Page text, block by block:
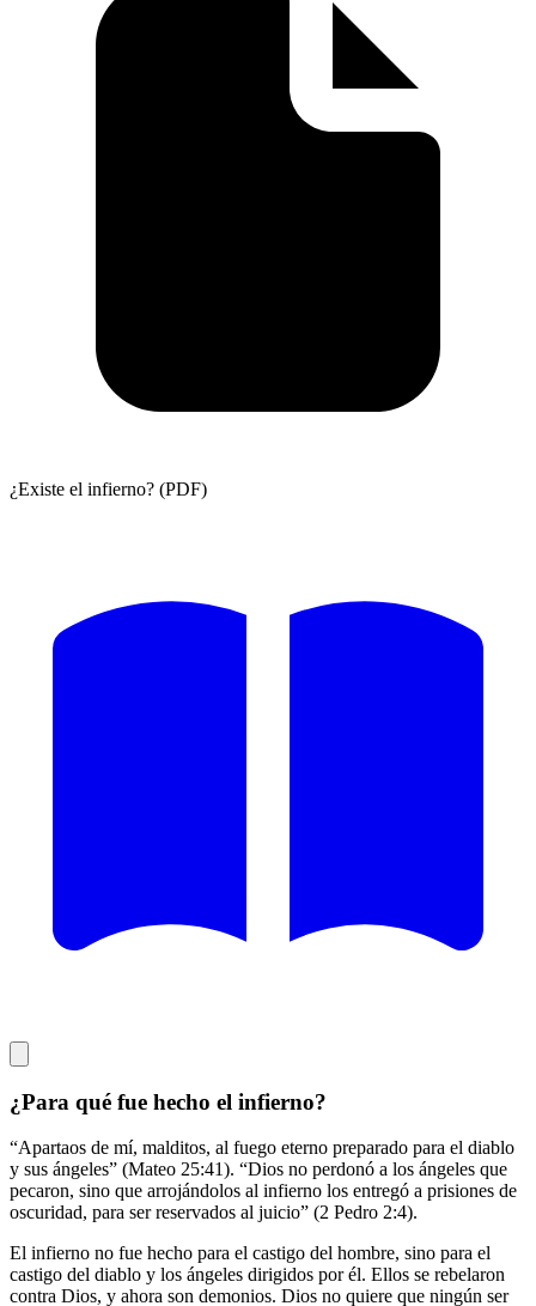
¿Existe el infierno? (PDF)
¿Para qué fue hecho el infierno?
“Apartaos de mí, malditos, al fuego eterno preparado para el diablo
y sus ángeles” (Mateo 25:41). “Dios no perdonó a los ángeles que
pecaron, sino que arrojándolos al infierno los entregó a prisiones de
oscuridad, para ser reservados al juicio” (2 Pedro 2:4).
El infierno no fue hecho para el castigo del hombre, sino para el
castigo del diablo y los ángeles dirigidos por él. Ellos se rebelaron
contra Dios, y ahora son demonios. Dios no quiere que ningún ser